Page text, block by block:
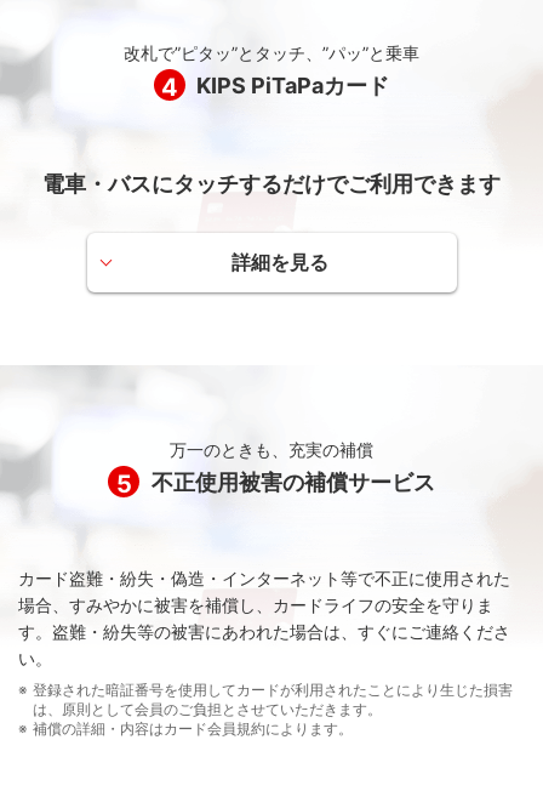
近鉄グループ各社の商品と交換してつかう
事前にKIPS WEBサービスへの会員登録が必要です。
近鉄特急netポイントに交換
事前に近鉄電車インターネット予約・発売サービスへの会員登録
KIPSクーポンに交換
KIPSカードと同じ名義のKIPS ICOCAカードおよびKIPS
ポイントカードをお持ちの場合に、それぞれのカードに
たまったKIPSポイントをひとつに「おまとめ」するサー
改札で”ピタッ”とタッチ、”パッ”と乗車
4 KIPS PiTaPaカード
電車・バスにタッチするだけでご利用できます
駅の改札機またはバス運賃箱のカード読取部に「ピタッ」
チャージ（入金）すると、交通系ICカードの全国相互利用
サービス対象エリアでもご利用いただけます。
ドは別々に発送いたします）。
KIPSカードとKIPS PiTaPaカードをお持ちの場合、前年
に本人会員・家族会員いずれかのKIPSカードのショッピ
年度のKIPSカード年会費が無料となります。
PiTaPa維持管理料 会員さま1名につき1,100円（税込）
詳細を見る
万一のときも、充実の補償
5 不正使用被害の補償サービス
カード盗難・紛失・偽造・インターネット等で不正に使用された
場合、すみやかに被害を補償し、カードライフの安全を守りま
す。盗難・紛失等の被害にあわれた場合は、すぐにご連絡くださ
い。
登録された暗証番号を使用してカードが利用されたことにより生じた損害
は、原則として会員のご負担とさせていただきます。
補償の詳細・内容はカード会員規約によります。